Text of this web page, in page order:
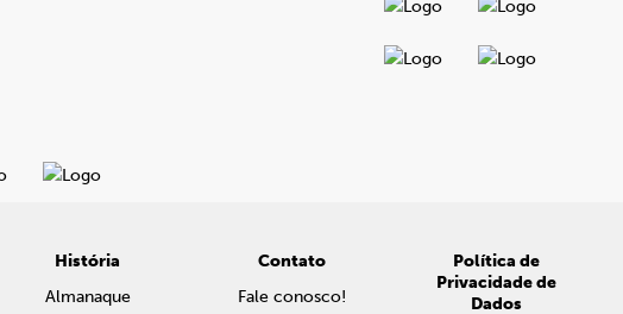
História
Almanaque
Contato
Fale conosco!
Política de
Privacidade de
Dados